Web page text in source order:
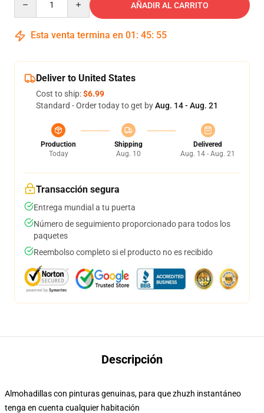
AÑADIR AL CARRITO
Esta venta termina en 01 : 45: 54
Deliver to United States
Cost to ship:$6.99
Standard - Order today to get byAug. 14 - Aug. 21
Production
Today
Shipping
Aug. 10
Delivered
Aug. 14 - Aug. 21
Transacción segura
Entrega mundial a tu puerta
Número de seguimiento proporcionado para todos los
paquetes
Reembolso completo si el producto no es recibido
Descripción
Almohadillas con pinturas genuinas, para que zhuzh instantáneo
tenga en cuenta cualquier habitación